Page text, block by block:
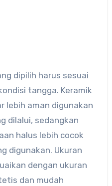
dipilih harus sesuai
tangga. Keramik
lebih aman digunakan
dilalui, sedangkan
halus lebih cocok
digunakan. Ukuran
dengan ukuran
dan mudah